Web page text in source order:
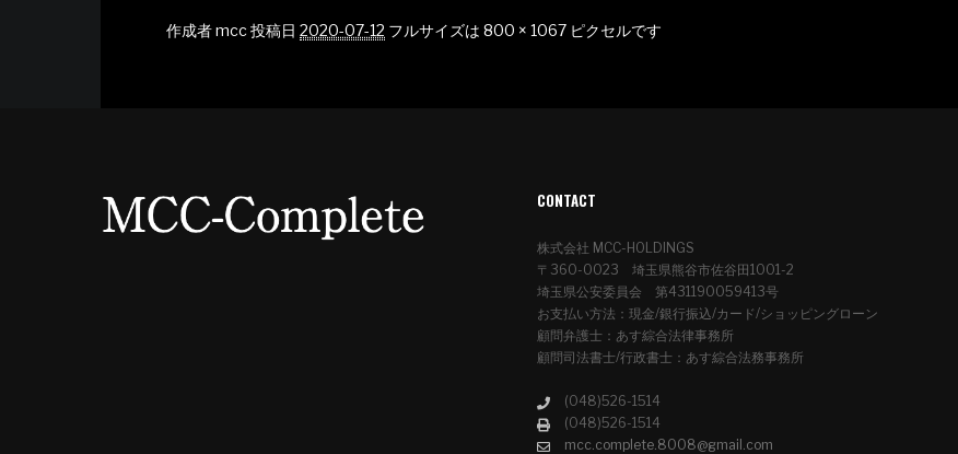
作成者mcc投稿日 2020-07-12 フルサイズは 800 × 1067 ピクセルです
CONTACT
株式会社 MCC-HOLDINGS
〒360-0023 埼玉県熊谷市佐谷田1001-2
埼玉県公安委員会 第431190059413号
お支払い方法：現金/銀行振込/カード/ショッピングローン
顧問弁護士：あす綜合法律事務所
顧問司法書士/行政書士：あす綜合法務事務所
(048)526-1514
(048)526-1514
mcc.complete.8008@gmail.com